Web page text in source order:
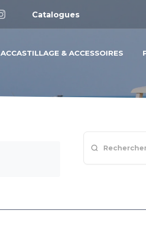
Catalogues
ACCASTILLAGE & ACCESSOIRES